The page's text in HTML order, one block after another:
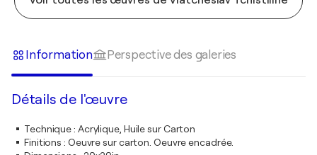
Information Perspective des galeries
Détails de l'œuvre
Technique: Acrylique, Huile sur Carton
Finitions : Oeuvre sur carton. Oeuvre encadrée.